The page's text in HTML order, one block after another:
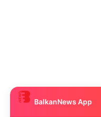
BalkanNews App